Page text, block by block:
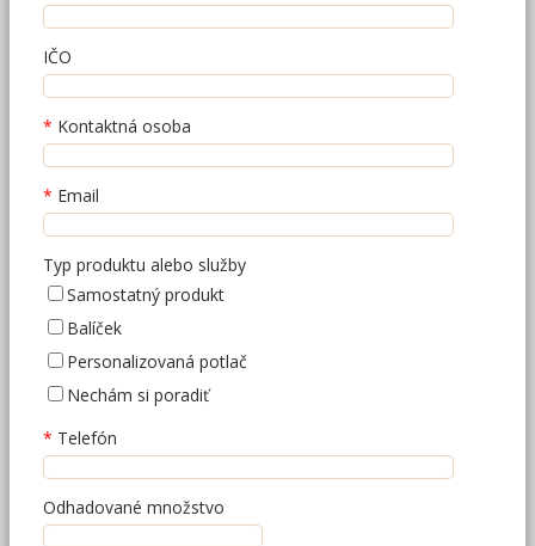
IČO
Kontaktná osoba
Email
Typ produktu alebo služby
Samostatný produkt
Balíček
Personalizovaná potlač
Nechám si poradiť
Telefón
Odhadované množstvo